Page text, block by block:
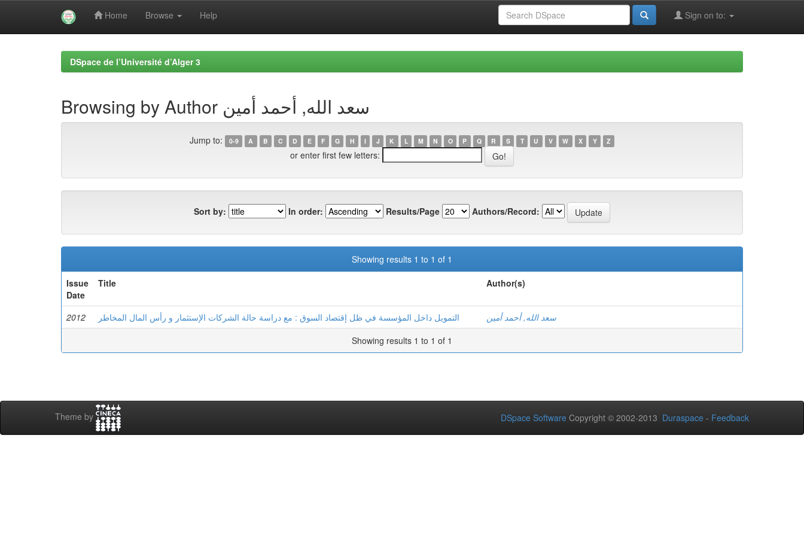
Home Browse Help Sign on to:
DSpace de l’Université d’Alger 3
Browsing by Author سعد الله, أحمد أمين
Jump to: 0-9 A B C D E F G H I J K L M N O P Q R S T U V W X Y Z
or enter first few letters:
Sort by: In order: Results/Page Authors/Record:
Showing results 1 to 1 of 1
Issue
Date
Title Author(s)
2012 التمويل داخل المؤسسة في ظل إقتصاد السوق : مع دراسة حالة الشركات الإستثمار و رأس المال المخاطر
سعد الله, أحمد أمين
Showing results 1 to 1 of 1
Theme by DSpace Software Copyright © 2002-2013 Duraspace - Feedback